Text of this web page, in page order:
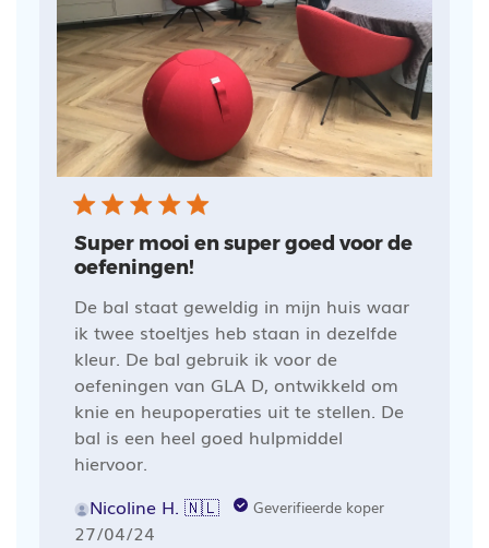
Super mooi en super goed voor de
oefeningen!
De bal staat geweldig in mijn huis waar
ik twee stoeltjes heb staan in dezelfde
kleur. De bal gebruik ik voor de
oefeningen van GLA D, ontwikkeld om
knie en heupoperaties uit te stellen. De
bal is een heel goed hulpmiddel
hiervoor.
Nicoline H. 🇳🇱
Geverifieerde koper
Publicatiedatum
27/04/24